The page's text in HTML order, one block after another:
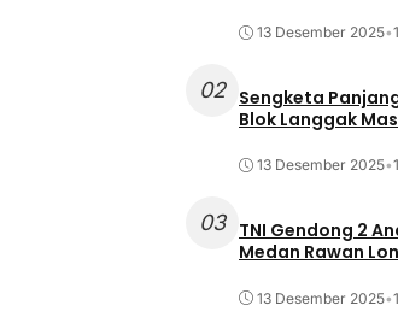
13 Desember 2025•
02
Sengketa
Blok Langgak
13 Desember 2025•
03
TNI Gendong 2
Medan Rawan
13 Desember 2025•